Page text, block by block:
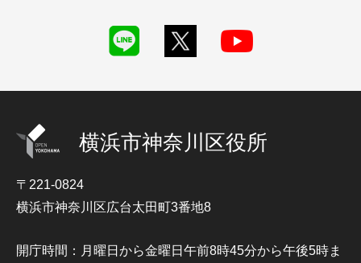
横浜市神奈川区役所
〒221-0824
横浜市神奈川区広台太田町3番地8
開庁時間：月曜日から金曜日午前8時45分から午後5時ま